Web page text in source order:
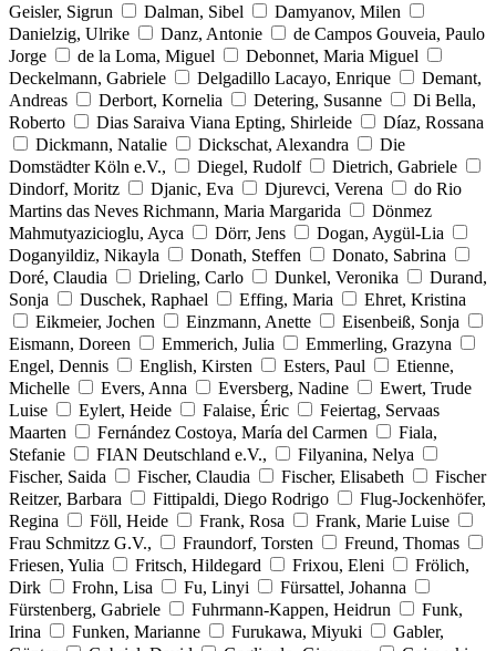
Geisler, Sigrun
Dalman, Sibel
Damyanov, Milen
Danielzig, Ulrike
Danz, Antonie
de Campos Gouveia, Paulo
Jorge
de la Loma, Miguel
Debonnet, Maria Miguel
Deckelmann, Gabriele
Delgadillo Lacayo, Enrique
Demant,
Andreas
Derbort, Kornelia Detering, Susanne
Di Bella,
Roberto
Dias Saraiva Viana Epting, Shirleide
Díaz, Rossana
Dickmann, Natalie
Dickschat, Alexandra
Die
Domstädter Köln e.V.,
Diegel, Rudolf
Dietrich, Gabriele
Dindorf, Moritz
Djanic, Eva Djurevci, Verena
do Rio
Martins das Neves Richmann, Maria Margarida
Dönmez
Mahmutyazicioglu, Ayca
Dörr, Jens
Dogan, Aygül-Lia
Doganyildiz, Nikayla
Donath, Steffen
Donato, Sabrina
Doré, Claudia
Drieling, Carlo Dunkel, Veronika
Durand,
Sonja
Duschek, Raphael Effing, Maria
Ehret, Kristina
Eikmeier, Jochen
Einzmann, Anette
Eisenbeiß, Sonja
Eismann, Doreen
Emmerich, Julia
Emmerling, Grazyna
Engel, Dennis
English, Kirsten Esters, Paul
Etienne,
Michelle
Evers, Anna Eversberg, Nadine
Ewert, Trude
Luise
Eylert, Heide Falaise, Éric
Feiertag, Servaas
Maarten
Fernández Costoya, María del Carmen
Fiala,
Stefanie
FIAN Deutschland e.V.,
Filyanina, Nelya
Fischer, Saida
Fischer, Claudia Fischer, Elisabeth
Fischer
Reitzer, Barbara
Fittipaldi, Diego Rodrigo
Flug-Jockenhöfer,
Regina
Föll, Heide Frank, Rosa
Frank, Marie Luise
Frau Schmitzz G.V.,
Fraundorf, Torsten
Freund, Thomas
Friesen, Yulia
Fritsch, Hildegard Frixou, Eleni
Frölich,
Dirk
Frohn, Lisa Fu, Linyi
Fürsattel, Johanna
Fürstenberg, Gabriele
Fuhrmann-Kappen, Heidrun
Funk,
Irina
Funken, Marianne Furukawa, Miyuki
Gabler,